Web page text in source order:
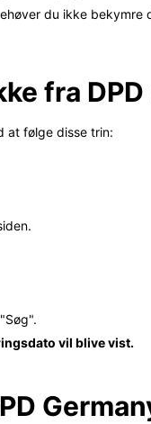
du ikke bekymre
fra
at følge disse trin:
vil blive vist.